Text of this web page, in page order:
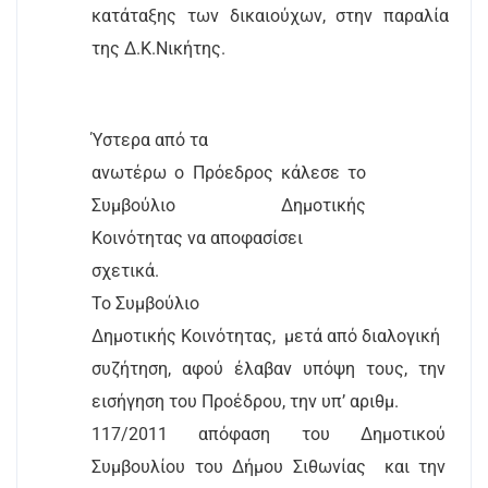
κατάταξης των δικαιούχων, στην παραλία
της Δ.Κ.Νικήτης.
Ύστερα από τα
ανωτέρω ο Πρόεδρος κάλεσε το
Συμβούλιο
Δημοτικής
Κοινότητας να αποφασίσει
σχετικά.
Το Συμβούλιο
Δημοτικής Κοινότητας, μετά από διαλογική
συζήτηση, αφού έλαβαν υπόψη τους, την
εισήγηση του Προέδρου, την υπ’ αριθμ.
117/2011 απόφαση του Δημοτικού
Συμβουλίου του Δήμου Σιθωνίας
και την